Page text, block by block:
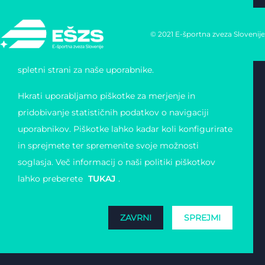
© 2021 E-športna zveza Slovenije
Uporabljamo lastne piškotke in tudi piškotke tretjih
oseb, za posamezne in ponavljajoče se seje, da bi
spletni strani za naše uporabnike.
Hkrati uporabljamo piškotke za merjenje in
pridobivanje statističnih podatkov o navigaciji
uporabnikov. Piškotke lahko kadar koli konfigurirate
in sprejmete ter spremenite svoje možnosti
soglasja. Več informacij o naši politiki piškotkov
lahko preberete TUKAJ .
ZAVRNI SPREJMI